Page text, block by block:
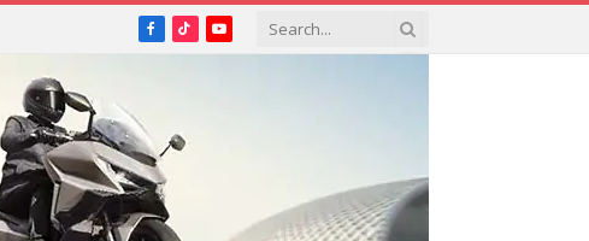
Facebook
TikTokYouTube